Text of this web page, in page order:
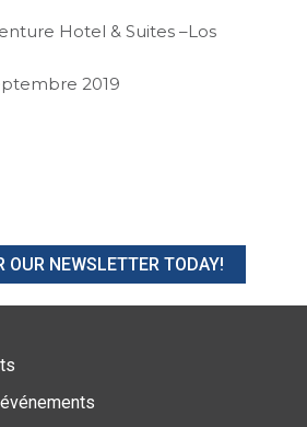
Hotel & Suites –Los
2019
OUR NEWSLETTER TODAY!